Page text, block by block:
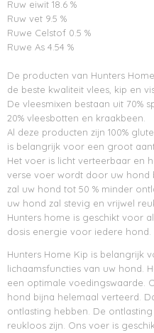
Ruw eiwit 18.6 %
Ruw vet 9.5 %
Ruwe Celstof 0.5 %
Ruwe As 4.54 %
De producten van Hunters
de beste kwaliteit vlees, kip en
De vleesmixen bestaan uit 70%
20% vleesbotten en kraakbeen.
Al deze producten zijn 100%
is belangrijk voor een groot
Het voer is licht verteerbaar en
verse voer wordt door uw hond
zal uw hond tot 50 % minder
uw hond zal stevig en vrijwel
Hunters home is geschikt voor
dosis energie voor iedere hond.
Hunters Home Kip is belangrijk
lichaamsfuncties van uw hond.
een optimale voedingswaarde.
hond bijna helemaal verteerd.
ontlasting hebben. De
reukloos zijn. Ons voer is